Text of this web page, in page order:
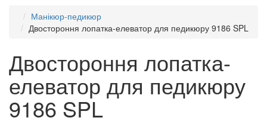
Манікюр-педикюр
Двостороння лопатка-елеватор для педикюру 9186 SPL
Двостороння лопатка-
елеватор для педикюру
9186 SPL